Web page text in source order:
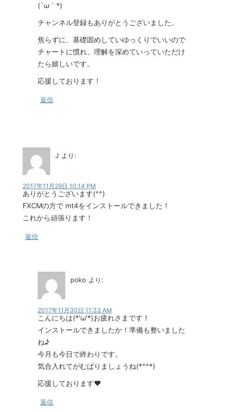
(´ω｀*)
チャンネル登録もありがとうございました。
焦らずに、基礎固めしていゆっくりでいいので
チャートに慣れ、理解を深めていっていただけ
たら嬉しいです。
応援しております！
返信
J より:
2017年11月29日 10:14 PM
ありがとうございます(^^)
FXCMの方で mt4をインストールできました！
これから頑張ります！
返信
poko より:
2017年11月30日 11:33 AM
こんにちは(*'ω'*)お疲れさまです！
インストールできましたか！準備も整いました
ね♪
今月も今日で終わりです。
気合入れてがむばりましょうね(*^^*)
応援しております❤
返信